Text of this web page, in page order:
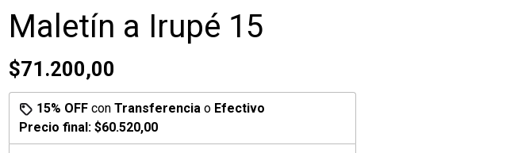
Maletín a Irupé 15
$71.200,00
15% OFF con Transferencia o Efectivo
Precio final: $60.520,00